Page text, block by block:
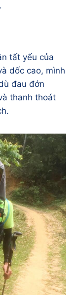
tất yếu của
dốc cao, mình
đau đớn
thanh thoát